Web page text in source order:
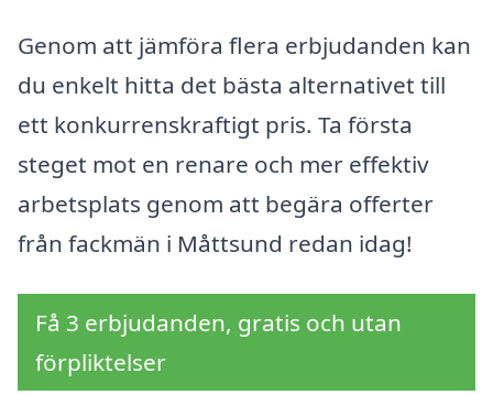
Genom att jämföra flera erbjudanden kan
du enkelt hitta det bästa alternativet till
ett konkurrenskraftigt pris. Ta första
steget mot en renare och mer effektiv
arbetsplats genom att begära offerter
från fackmän i Måttsund redan idag!
Få 3 erbjudanden, gratis och utan
förpliktelser